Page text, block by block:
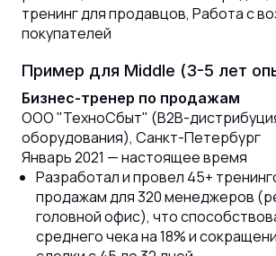
тренинг для продавцов, Работа с
покупателей
Пример для Middle (3-5 лет
Бизнес-тренер по продажам
ООО "ТехноСбыт" (B2B-
оборудования), Санкт-Петербург
Январь 2021 — настоящее время
Разработал и провел 45+
продажам для 320 менеджеров
головной офис), что
среднего чека на 18% и